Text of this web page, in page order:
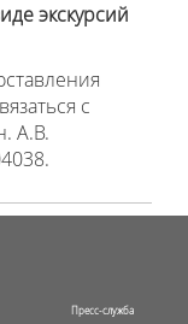
экскурсий
с
А.В.
Пресс-служба